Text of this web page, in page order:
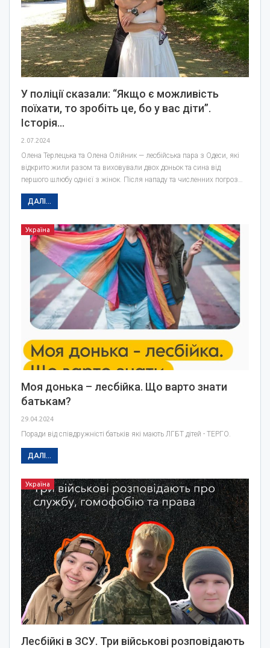
У поліції сказали: “Якщо є можливість
поїхати, то зробіть це, бо у вас діти”.
Історія…
2.07.2024
Олена Терлецька та Олена Олійник — лесбійська пара з Одеси, які
відкрито жили разом та виховували двох доньок та сина від
першого шлюбу однієї з жінок. Після нападу та численних погроз…
ДАЛІ...
Україна
Моя донька – лесбійка. Що варто знати
батькам?
29.04.2024
Поради від співдружністі батьків які мають ЛГБТ дітей - ТЕРГО.
ДАЛІ...
Україна
Лесбійкі в ЗСУ. Три військові розповідають